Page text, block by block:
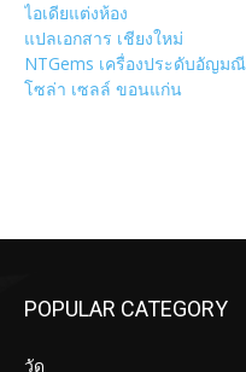
ไอเดียแต่งห้อง
แปลเอกสาร เชียงใหม่
NTGems เครื่องประดับอัญมณี
โซล่า เซลล์ ขอนแก่น
POPULAR CATEGORY
วัด